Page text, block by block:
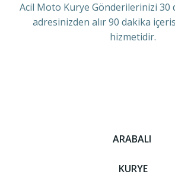
Acil Moto Kurye Gönderilerinizi 30
adresinizden alır 90 dakika
hizmetidir.
ARABALI
KURYE